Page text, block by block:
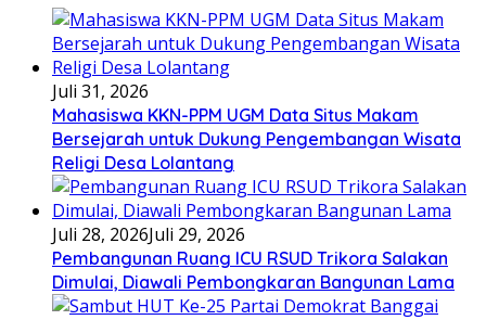
Juli 31, 2026
Mahasiswa KKN-PPM UGM Data Situs Makam
Bersejarah untuk Dukung Pengembangan Wisata
Religi Desa Lolantang
Juli 28, 2026Juli 29, 2026
Pembangunan Ruang ICU RSUD Trikora Salakan
Dimulai, Diawali Pembongkaran Bangunan Lama